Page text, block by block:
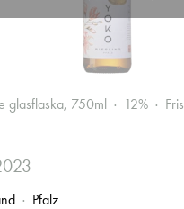
glasflaska, 750ml 12%
Pfalz